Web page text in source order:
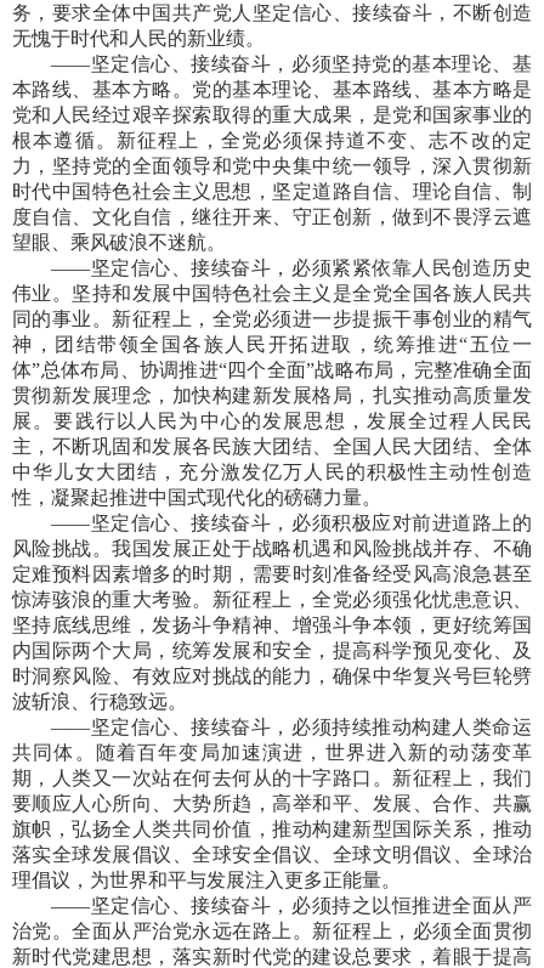
务，要求全体中国共产党人坚定信心、接续奋斗，不断创造
无愧于时代和人民的新业绩。
——坚定信心、接续奋斗，必须坚持党的基本理论、基
本路线、基本方略。党的基本理论、基本路线、基本方略是
党和人民经过艰辛探索取得的重大成果，是党和国家事业的
根本遵循。新征程上，全党必须保持道不变、志不改的定
力，坚持党的全面领导和党中央集中统一领导，深入贯彻新
时代中国特色社会主义思想，坚定道路自信、理论自信、制
度自信、文化自信，继往开来、守正创新，做到不畏浮云遮
望眼、乘风破浪不迷航。
——坚定信心、接续奋斗，必须紧紧依靠人民创造历史
伟业。坚持和发展中国特色社会主义是全党全国各族人民共
同的事业。新征程上，全党必须进一步提振干事创业的精气
神，团结带领全国各族人民开拓进取，统筹推进“五位一
体”总体布局、协调推进“四个全面”战略布局，完整准确全面
贯彻新发展理念，加快构建新发展格局，扎实推动高质量发
展。要践行以人民为中心的发展思想，发展全过程人民民
主，不断巩固和发展各民族大团结、全国人民大团结、全体
中华儿女大团结，充分激发亿万人民的积极性主动性创造
性，凝聚起推进中国式现代化的磅礴力量。
——坚定信心、接续奋斗，必须积极应对前进道路上的
风险挑战。我国发展正处于战略机遇和风险挑战并存、不确
定难预料因素增多的时期，需要时刻准备经受风高浪急甚至
惊涛骇浪的重大考验。新征程上，全党必须强化忧患意识、
坚持底线思维，发扬斗争精神、增强斗争本领，更好统筹国
内国际两个大局，统筹发展和安全，提高科学预见变化、及
时洞察风险、有效应对挑战的能力，确保中华复兴号巨轮劈
波斩浪、行稳致远。
——坚定信心、接续奋斗，必须持续推动构建人类命运
共同体。随着百年变局加速演进，世界进入新的动荡变革
期，人类又一次站在何去何从的十字路口。新征程上，我们
要顺应人心所向、大势所趋，高举和平、发展、合作、共赢
旗帜，弘扬全人类共同价值，推动构建新型国际关系，推动
落实全球发展倡议、全球安全倡议、全球文明倡议、全球治
理倡议，为世界和平与发展注入更多正能量。
——坚定信心、接续奋斗，必须持之以恒推进全面从严
治党。全面从严治党永远在路上。新征程上，必须全面贯彻
新时代党建思想，落实新时代党的建设总要求，着眼于提高